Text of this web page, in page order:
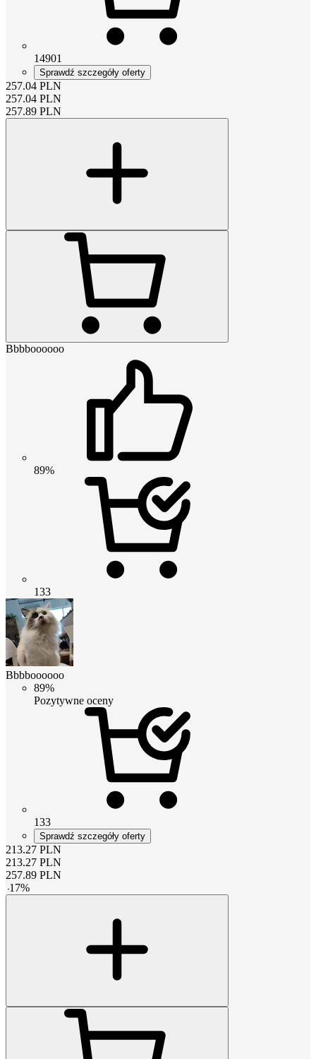
14901
Sprawdź szczegóły oferty
257.04 PLN
257.04 PLN
257.89 PLN
Bbbboooooo
89%
133
Bbbboooooo
89%
Pozytywne oceny
133
Sprawdź szczegóły oferty
213.27 PLN
213.27 PLN
257.89 PLN
-17%